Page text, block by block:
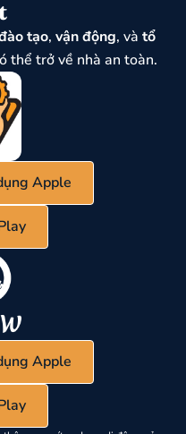
tạo, vận động, và tổ
thể trở về nhà an toàn.
Apple
Apple